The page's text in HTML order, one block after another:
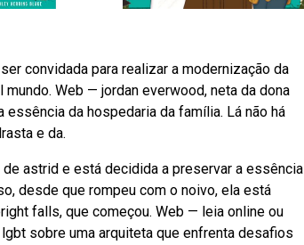
convidada para realizar a modernização da
Web — jordan everwood, neta da dona
da hospedaria da família. Lá não há
e da.
astrid e está decidida a preservar a essência
desde que rompeu com o noivo, ela está
falls, que começou. Web — leia online ou
sobre uma arquiteta que enfrenta desafios